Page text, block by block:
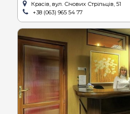
Красів, вул. Січових Стрільців, 51
+38 (063) 965 54 77